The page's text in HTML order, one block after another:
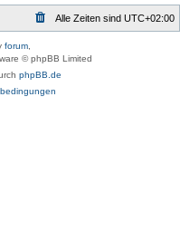
Alle Zeiten sind UTC+02:00
forum
© phpBB Limited
phpBB.de